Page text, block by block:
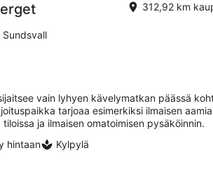
312,92 km
vain lyhyen kävelymatkan päässä
tarjoaa esimerkiksi ilmaisen
ja ilmaisen omatoimisen pysäköinnin.
hintaan
Kylpylä